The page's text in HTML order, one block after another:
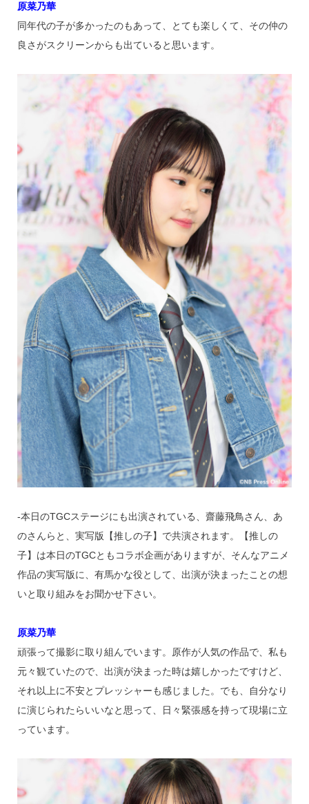
原菜乃華
同年代の子が多かったのもあって、とても楽しくて、その仲の
良さがスクリーンからも出ていると思います。
‐本日のTGCステージにも出演されている、齋藤飛鳥さん、あ
のさんらと、実写版【推しの子】で共演されます。【推しの
子】は本日のTGCともコラボ企画がありますが、そんなアニメ
作品の実写版に、有馬かな役として、出演が決まったことの想
いと取り組みをお聞かせ下さい。
原菜乃華
頑張って撮影に取り組んでいます。原作が人気の作品で、私も
元々観ていたので、出演が決まった時は嬉しかったですけど、
それ以上に不安とプレッシャーも感じました。でも、自分なり
に演じられたらいいなと思って、日々緊張感を持って現場に立
っています。